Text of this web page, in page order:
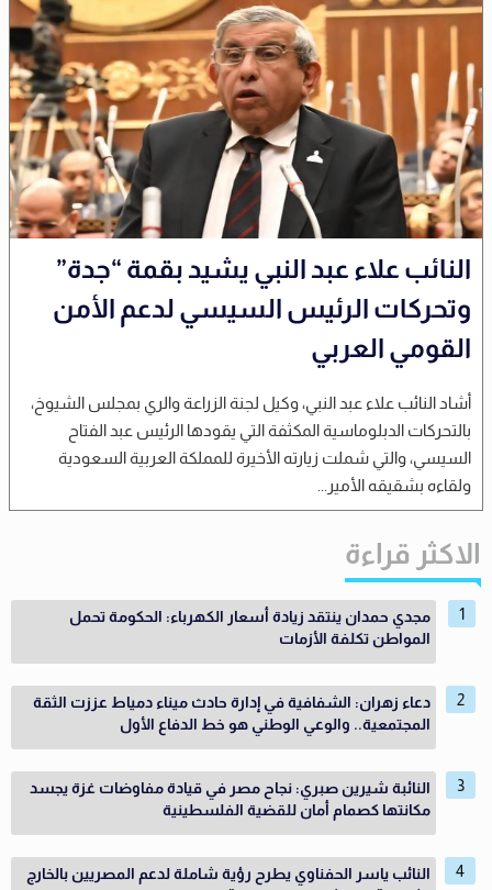
النائب علاء عبد النبي يشيد بقمة “جدة”
وتحركات الرئيس السيسي لدعم الأمن
القومي العربي
أشاد النائب علاء عبد النبي، وكيل لجنة الزراعة والري بمجلس الشيوخ،
بالتحركات الدبلوماسية المكثفة التي يقودها الرئيس عبد الفتاح
السيسي، والتي شملت زيارته الأخيرة للمملكة العربية السعودية
ولقاءه بشقيقه الأمير...
الاكثر قراءة
مجدي حمدان ينتقد زيادة أسعار الكهرباء: الحكومة تحمل
المواطن تكلفة الأزمات
دعاء زهران: الشفافية في إدارة حادث ميناء دمياط عززت الثقة
المجتمعية.. والوعي الوطني هو خط الدفاع الأول
النائبة شيرين صبري: نجاح مصر في قيادة مفاوضات غزة يجسد
مكانتها كصمام أمان للقضية الفلسطينية
النائب ياسر الحفناوي يطرح رؤية شاملة لدعم المصريين بالخارج